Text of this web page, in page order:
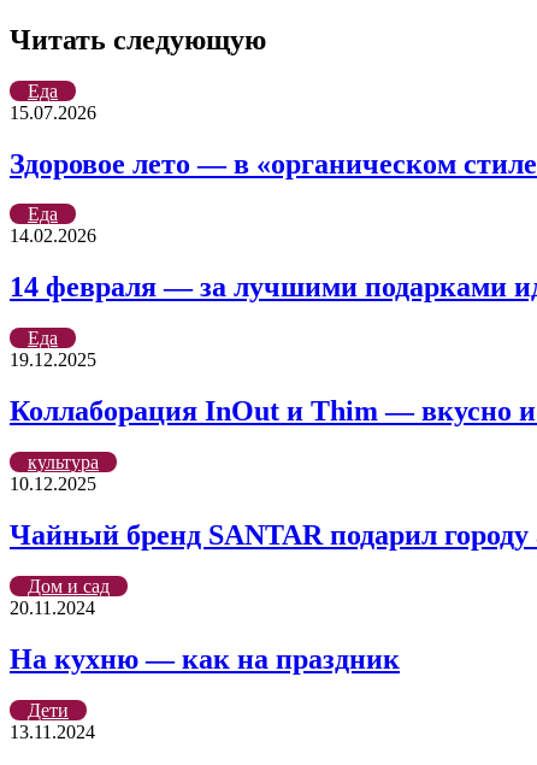
почту
Читать следующую
Еда
15.07.2026
Здоровое лето — в «органическом
Еда
14.02.2026
14 февраля — за лучшими подарками
Еда
19.12.2025
Коллаборация InOut и Thim — вкусно
культура
10.12.2025
Чайный бренд SANTAR подарил городу
Дом и сад
20.11.2024
На кухню — как на праздник
Дети
13.11.2024